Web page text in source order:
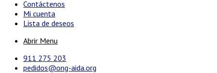
Contáctenos
Mi cuenta
Lista de deseos
Abrir Menu
911 275 203
pedidos@ong-aida.org